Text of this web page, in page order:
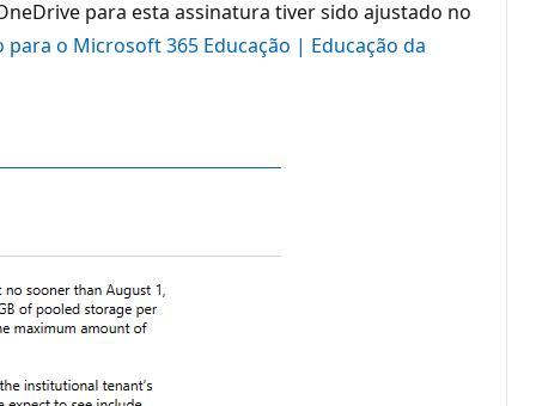
para esta assinatura tiver sido ajustado no
o Microsoft 365 Educação | Educação da